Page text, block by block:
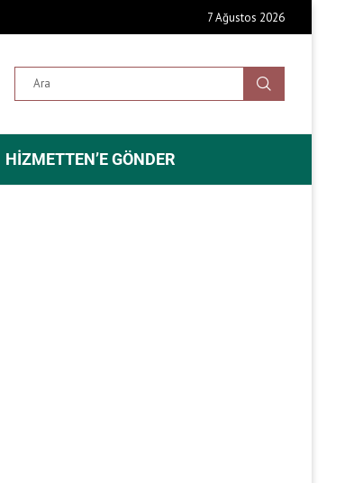
7 Ağustos 2026
HIZMETTEN’E GÖNDER